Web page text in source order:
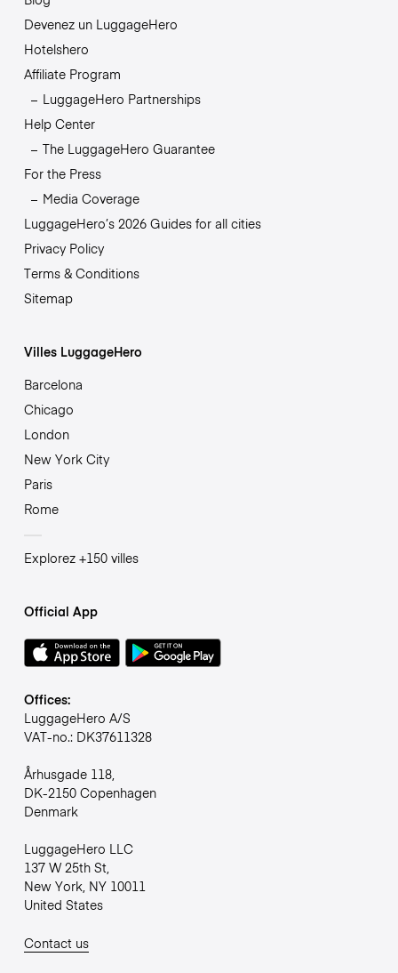
Devenez un LuggageHero
Hotelshero
Affiliate Program
LuggageHero Partnerships
Help Center
The LuggageHero Guarantee
For the Press
Media Coverage
LuggageHero’s 2026 Guides for all cities
Privacy Policy
Terms & Conditions
Sitemap
Villes LuggageHero
Barcelona
Chicago
London
New York City
Paris
Rome
Explorez +150 villes
Official App
Offices:
LuggageHero A/S
VAT-no.: DK37611328
Århusgade 118,
DK-2150 Copenhagen
Denmark
LuggageHero LLC
137 W 25th St,
New York, NY 10011
United States
Contact us